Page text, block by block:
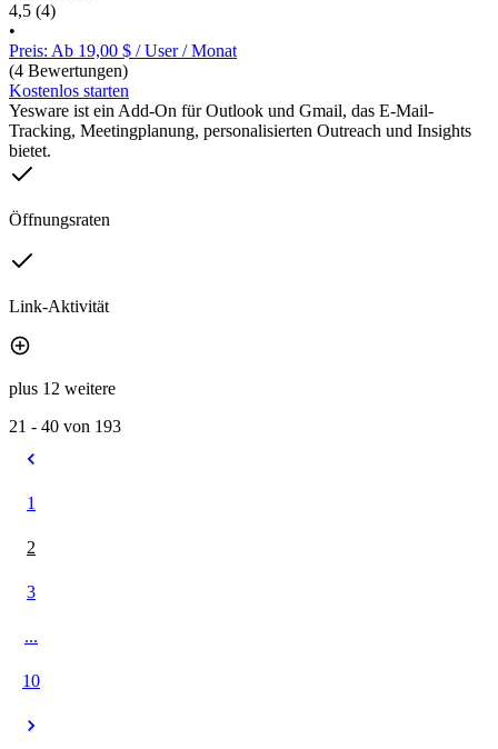
4,5 (4)
•
Preis: Ab 19,00 $ / User / Monat
(4 Bewertungen)
Kostenlos starten
Yesware ist ein Add-On für Outlook und Gmail, das E-Mail-
Tracking, Meetingplanung, personalisierten Outreach und Insights
bietet.
Öffnungsraten
Link-Aktivität
plus 12 weitere
21 - 40 von 193
1
2
3
...
10